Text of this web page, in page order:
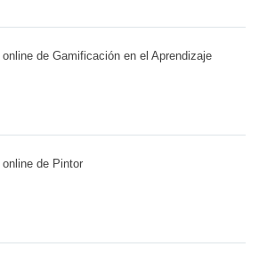
online de Gamificación en el Aprendizaje
online de Pintor